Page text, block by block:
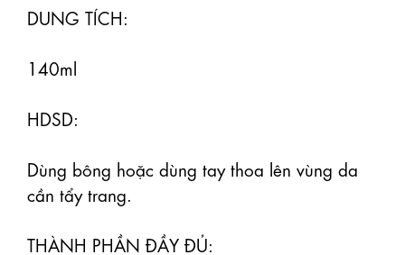
DUNG TÍCH:
140ml
HDSD:
Dùng bông hoặc dùng tay thoa lên vùng da
cần tẩy trang.
THÀNH PHẦN ĐẦY ĐỦ: